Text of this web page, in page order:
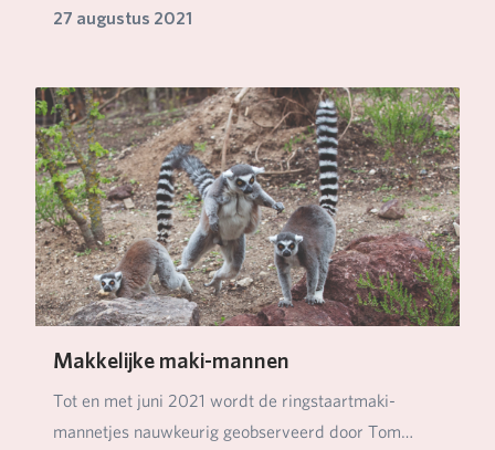
mannetjes…
27 augustus 2021
Makkelijke maki-mannen
Tot en met juni 2021 wordt de ringstaartmaki-
mannetjes nauwkeurig geobserveerd door Tom